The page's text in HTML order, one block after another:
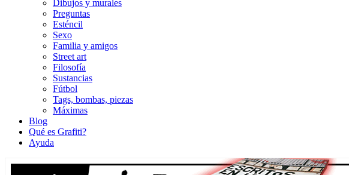
Dibujos y murales
Preguntas
Esténcil
Sexo
Familia y amigos
Street art
Filosofía
Sustancias
Fútbol
Tags, bombas, piezas
Máximas
Blog
Qué es Grafiti?
Ayuda